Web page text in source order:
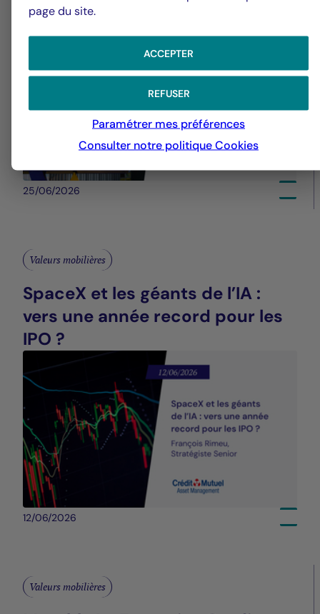
25/06/2026
Valeurs mobilières
SpaceX et les géants de l’IA :
vers une année record pour les
IPO ?
12/06/2026
Valeurs mobilières
page du site.
ACCEPTER
REFUSER
Paramétrer mes préférences
Consulter notre politiqueCookies